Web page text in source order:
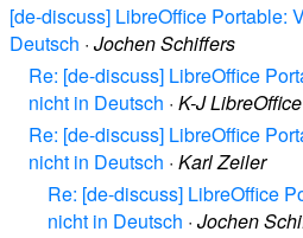
[de-discuss] LibreOffice Portable:
Deutsch · Jochen Schiffers
Re: [de-discuss] LibreOffice
nicht in Deutsch · K-J LibreOffice
Re: [de-discuss] LibreOffice
nicht in Deutsch · Karl Zeiler
Re: [de-discuss] LibreOffice
nicht in Deutsch · Jochen